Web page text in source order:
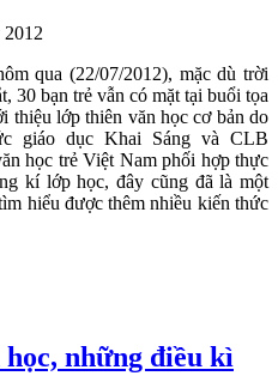
2012
qua (22/07/2012), mặc dù trời
30 bạn trẻ vẫn có mặt tại buổi tọa
thiệu lớp thiên văn học cơ bản do
giáo dục Khai Sáng và CLB
học trẻ Việt Nam phối hợp thực
kí lớp học, đây cũng đã là một
hiểu được thêm nhiều kiến thức
những điều kì